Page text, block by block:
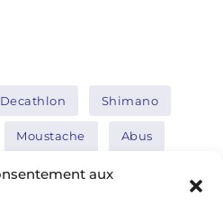
aux
Decathlon Shimano
Moustache Abus